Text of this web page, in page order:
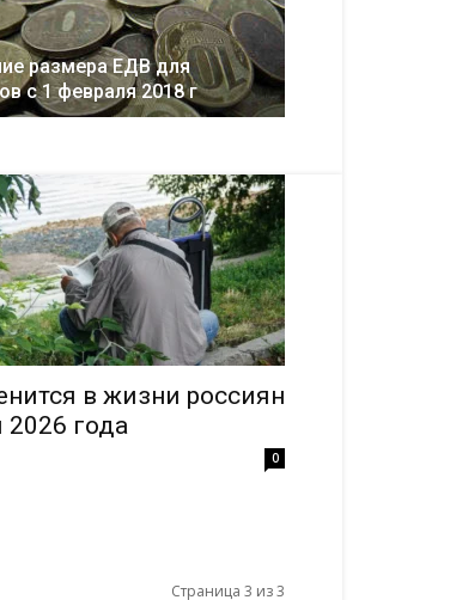
размера ЕДВ для
с 1 февраля 2018 г
в жизни россиян
года
0
Страница 3 из 3